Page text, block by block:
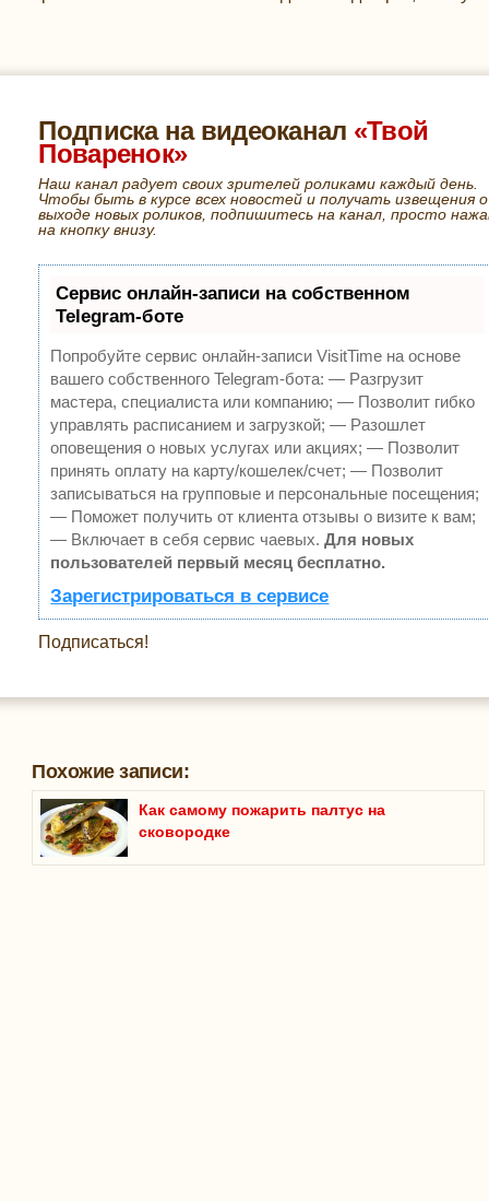
Подписка на видеоканал «Твой
Поваренок»
Наш канал радует своих зрителей роликами каждый день.
Чтобы быть в курсе всех новостей и получать извещения о
выходе новых роликов, подпишитесь на канал, просто
на кнопку внизу.
Сервис онлайн-записи на собственном
Telegram-боте
Попробуйте сервис онлайн-записи VisitTime на основе
вашего собственного Telegram-бота: — Разгрузит
мастера, специалиста или компанию; — Позволит гибко
управлять расписанием и загрузкой; — Разошлет
оповещения о новых услугах или акциях; — Позволит
принять оплату на карту/кошелек/счет; — Позволит
записываться на групповые и персональные посещения;
— Поможет получить от клиента отзывы о визите к вам;
— Включает в себя сервис чаевых. Для новых
пользователей первый месяц бесплатно.
Зарегистрироваться в сервисе
Подписаться!
Похожие записи:
Как самому пожарить палтус на
сковородке